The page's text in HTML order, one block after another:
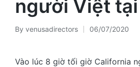
người Việt
Posted
By venusadirectors 06/07/2020
Vào lúc 8 giờ tối giờ California